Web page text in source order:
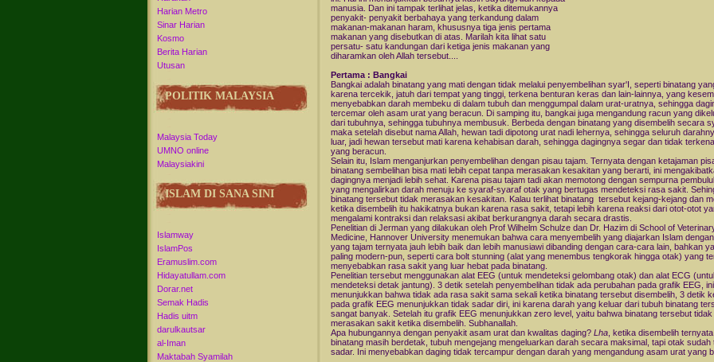
Harian Metro
Sinar Harian
Kosmo
Berita Harian
Utusan
POLITIK MALAYSIA
Malaysia Today
UMNO online
Malaysiakini
ISLAM DI SANA SINI
Islamway
IslamPos
Eramuslim.com
Hidayatullam.com
Dorar.net
Semak Hadis
Hadis uitm
darulkautsar
al-Iman
Maktabah Syamilah
manusia. Dan ini tampak terlihat jelas, ketika ditemukannya
penyakit- penyakit berbahaya yang terkandung dalam
makanan-makanan haram, khususnya tiga jenis pertama
makanan yang disebutkan di atas. Marilah kita lihat satu
persatu- satu kandungan dari ketiga jenis makanan yang
diharamkan oleh Allah tersebut....
Pertama : Bangkai
Bangkai adalah binatang yang mati dengan tidak melalui penyembelihan syar'I, seperti binatang
karena tercekik, jatuh dari tempat yang tinggi, terkena benturan keras dan lain-lainnya, yang
menyebabkan darah membeku di dalam tubuh dan menggumpal dalam urat-uratnya, sehingga
tercemar oleh asam urat yang beracun. Di samping itu, bangkai juga mengandung racun yang
dari tubuhnya, sehingga tubuhnya membusuk. Berbeda dengan binatang yang disembelih secara
maka setelah disebut nama Allah, hewan tadi dipotong urat nadi lehernya, sehingga seluruh
luar, jadi hewan tersebut mati karena kehabisan darah, sehingga dagingnya segar dan tidak
yang beracun.
Selain itu, Islam menganjurkan penyembelihan dengan pisau tajam. Ternyata dengan ketajaman
binatang sembelihan bisa mati lebih cepat tanpa merasakan kesakitan yang berarti, ini
dagingnya menjadi lebih sehat. Karena pisau tajam tadi akan memotong dengan sempurna
yang mengalirkan darah menuju ke syaraf-syaraf otak yang bertugas mendeteksi rasa sakit.
binatang tersebut tidak merasakan kesakitan. Kalau terlihat binatang tersebut kejang-kejang dan
ketika disembelih itu hakikatnya bukan karena rasa sakit, tetapi lebih karena reaksi dari otot-otot
mengalami kontraksi dan relaksasi akibat berkurangnya darah secara drastis.
Penelitian di Jerman yang dilakukan oleh Prof Wilhelm Schulze dan Dr. Hazim di School of
Medicine, Hannover University menemukan bahwa cara menyembelih yang diajarkan Islam
yang tajam ternyata jauh lebih baik dan lebih manusiawi dibanding dengan cara-cara lain, bahkan
paling modern-pun, seperti cara bolt stunning (alat yang menembus tengkorak hingga otak) yang
menyebabkan rasa sakit yang luar hebat pada binatang.
Penelitian tersebut menggunakan alat EEG (untuk mendeteksi gelombang otak) dan alat ECG
mendeteksi detak jantung). 3 detik setelah penyembelihan tidak ada perubahan pada grafik EEG, ini
menunjukkan bahwa tidak ada rasa sakit sama sekali ketika binatang tersebut disembelih, 3 detik
pada grafik EEG menunjukkan tidak sadar diri, ini karena darah yang keluar dari tubuh binatang
sangat banyak. Setelah itu grafik EEG menunjukkan zero level, yaitu bahwa binatang tersebut tidak
merasakan sakit ketika disembelih. Subhanallah.
Apa hubungannya dengan penyakit asam urat dan kwalitas daging? Lha , ketika disembelih
binatang masih berdetak, tubuh mengejang mengeluarkan darah secara maksimal, tapi otak sudah
sadar. Ini menyebabkan daging tidak tercampur dengan darah yang mengandung asam urat yang